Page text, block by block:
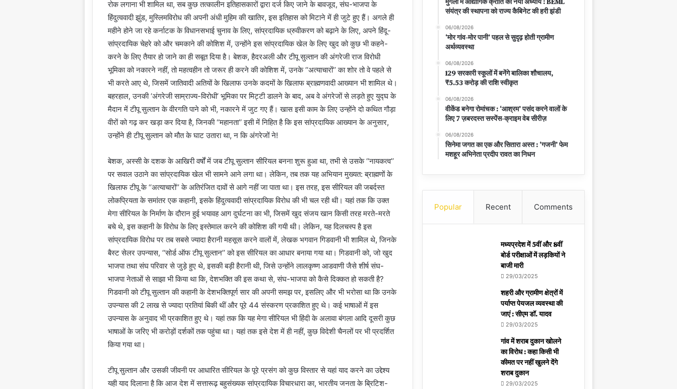
रोक लगाना भी शामिल था, सब कुछ तत्कालीन इतिहासकारों द्वारा दर्ज किए जाने के बावजूद, संघ-भाजपा के
हिंदुत्ववादी झुंड, मुस्लिमविरोध की अपनी अंधी मुहिम की खातिर, इस इतिहास को मिटाने में ही जुटे हुए हैं। अगले ही
महीने होने जा रहे कर्नाटक के विधानसभाई चुनाव के लिए, सांप्रदायिक ध्रुवीकरण को बढ़ाने के लिए, अपने हिंदू-
सांप्रदायिक चेहरे को और चमकाने की कोशिश में, उन्होंने इस सांप्रदायिक खेल के लिए खुद को कुछ भी कहने-
करने के लिए तैयार हो जाने का ही सबूत दिया है। बेशक, हैदरअली और टीपू सुल्तान की अंगरेजी राज विरोधी
भूमिका को नकारने नहीं, तो महत्वहीन तो जरूर ही करने की कोशिश में, उनके ‘‘अत्याचारों’’ का शोर तो वे पहले से
भी करते आए थे, जिसमें जातिवादी अतियों के खिलाफ उनके कदमों के खिलाफ ब्राह्मणवादी आख्यान भी शामिल थे।
बहरहाल, उनकी ‘अंगरेजी साम्राज्य-विरोधी’ भूमिका पर मिट्टी डालने के बाद, अब वे अंगरेजों से लड़ते हुए युद्घ के
मैदान में टीपू सुल्तान के वीरगति पाने को भी, नकारने में जुट गए हैं। खास इसी काम के लिए उन्होंने दो कथित गौड़ा
वीरों को गढ़ कर खड़ा कर दिया है, जिनकी ‘‘महानता’’ इसी में निहित है कि इस सांप्रदायिक आख्यान के अनुसार,
उन्होंने ही टीपू सुल्तान को मौत के घाट उतारा था, न कि अंगरेजों ने!
बेशक, अस्सी के दशक के आखिरी वर्षों में जब टीपू सुल्तान सीरियल बनना शुरू हुआ था, तभी से उसके ‘‘नायकत्व’’
पर सवाल उठाने का सांप्रदायिक खेल भी सामने आने लगा था। लेकिन, तब तक यह अभियान मुख्यत: ब्राह्मणों के
खिलाफ टीपू के ‘‘अत्याचारों’’ के अतिरंजित दावों से आगे नहीं जा पाता था। इस तरह, इस सीरियल की जबर्दस्त
लोकप्रियता के समांतर एक कहानी, इसके हिंदुत्ववादी सांप्रदायिक विरोध की भी चल रही थी। यहां तक कि उक्त
मेगा सीरियल के निर्माण के दौरान हुई भयावह आग दुर्घटना का भी, जिसमें खुद संजय खान किसी तरह मरते-मरते
बचे थे, इस कहानी के विरोध के लिए इस्तेमाल करने की कोशिश की गयी थी। लेकिन, यह दिलचस्प है इस
सांप्रदायिक विरोध पर तब सबसे ज्यादा हैरानी महसूस करने वालों में, लेखक भगवान गिडवानी भी शामिल थे, जिनके
बैस्ट सेलर उपन्यास, ‘‘सोर्ड ऑफ टीपू सुल्तान’’ को इस सीरियल का आधार बनाया गया था। गिडवानी को, जो खुद
भाजपा तथा संघ परिवार से जुड़े हुए थे, इसकी बड़ी हैरानी थी, जिसे उन्होंने लालकृष्ण आडवाणी जैसे शीर्ष संघ-
भाजपा नेताओं से साझा भी किया था कि, देशभक्ति की इस कथा से, संघ-भाजपा को कैसे दिक्कत हो सकती है?
गिडवानी को टीपू सुल्तान की कहानी के देशभक्तिपूर्ण सार की अपनी समझ पर, इसलिए और भी भरोसा था कि उनके
उपन्यास की 2 लाख से ज्यादा प्रतियां बिकी थीं और पूरे 44 संस्करण प्रकाशित हुए थे। कई भाषाओं में इस
उपन्यास के अनुवाद भी प्रकाशित हुए थे। यहां तक कि यह मेगा सीरियल भी हिंदी के अलावा बंगला आदि दूसरी कुछ
भाषाओं के जरिए भी करोड़ों दर्शकों तक पहुंचा था। यहां तक इसे देश में ही नहीं, कुछ विदेशी चैनलों पर भी प्रदर्शित
किया गया था।
टीपू सुल्तान और उसकी जीवनी पर आधारित सीरियल के पूरे प्रसंग को कुछ विस्तार से यहां याद करने का उद्देश्य
यही याद दिलाना है कि आज देश में सत्तारूढ़ बहुसंख्यक सांप्रदायिक विचारधारा का, भारतीय जनता के ब्रिटिश-
संयंत्र की स्थापना को राज्य कैबिनेट की हरी झंडी
06/08/2026
‘मोर गांव-मोर पानी’ पहल से सुदृढ़ होती ग्रामीण
अर्थव्यवस्था
06/08/2026
129 सरकारी स्कूलों में बनेंगे बालिका शौचालय,
₹5.53 करोड़ की राशि स्वीकृत
06/08/2026
वीकेंड बनेगा रोमांचक : ‘आश्रम’ पसंद करने वालों के
लिए 7 ज़बरदस्त सस्पेंस-क्राइम वेब सीरीज़
06/08/2026
सिनेमा जगत का एक और सितारा अस्त : ‘गजनी’ फेम
मशहूर अभिनेता प्रदीप रावत का निधन
Popular Recent Comments
मध्यप्रदेश में 5वीं और 8वीं
बोर्ड परीक्षाओं में लड़कियों ने
बाजी मारी
29/03/2025
शहरी और ग्रामीण क्षेत्रों में
पर्याप्त पेयजल व्यवस्था की
जाएं : सीएम डॉ. यादव
29/03/2025
गांव में शराब दुकान खोलने
का विरोध : कहा किसी भी
कीमत पर नहीं खुलने देंगे
शराब दुकान
29/03/2025